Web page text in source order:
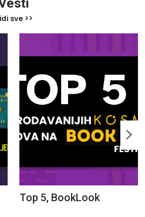
sve >>
Top 5, BookLook